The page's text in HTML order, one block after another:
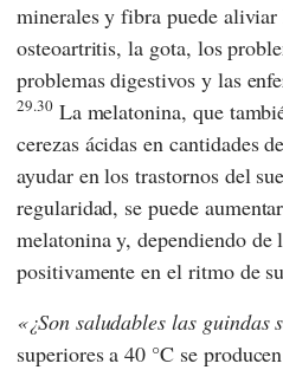
minerales y fibra puede
osteoartritis, la gota, los
problemas digestivos y las
29.30La melatonina, que
cerezas ácidas en cantidades
ayudar en los trastornos del
regularidad, se puede
melatonina y, dependiendo
positivamente en el ritmo de
¿Son saludables las guindas
superiores a 40 °C se